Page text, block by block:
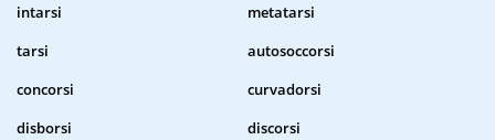
intarsi
metatarsi
tarsi
autosoccorsi
concorsi
curvadorsi
disborsi
discorsi